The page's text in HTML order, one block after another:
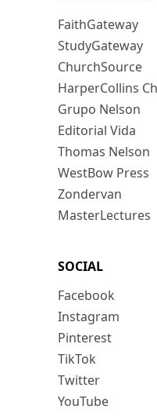
FaithGateway
StudyGateway
ChurchSource
HarperCollins
Grupo Nelson
Editorial Vida
Thomas Nelson
WestBow Press
Zondervan
MasterLectures
SOCIAL
Facebook
Instagram
Pinterest
TikTok
Twitter
YouTube